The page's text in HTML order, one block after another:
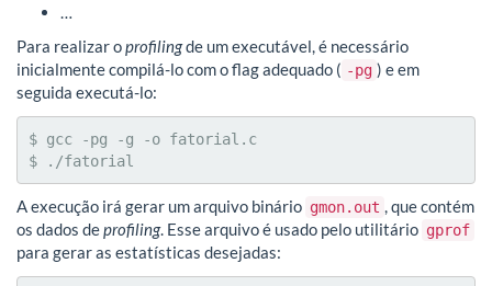
…
Para realizar oprofilingde um executável, é necessário
inicialmente compilá-lo com o flag adequado ( -pg ) e em
seguida executá-lo:
$ gcc -pg -g -o fatorial.c
$ ./fatorial
A execução irá gerar um arquivo binário gmon.out , que contém
os dados deprofiling. Esse arquivo é usado pelo utilitário gprof
para gerar as estatísticas desejadas: